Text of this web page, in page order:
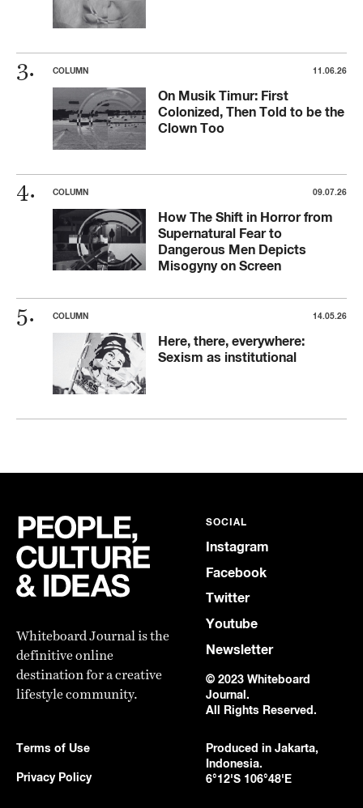
COLUMN 11.06.26
On Musik Timur: First
Colonized, Then Told to be the
Clown Too
COLUMN 09.07.26
How The Shift in Horror from
Supernatural Fear to
Dangerous Men Depicts
Misogyny on Screen
COLUMN 14.05.26
Here, there, everywhere:
Sexism as institutional
Whiteboard Journal is the
definitive online
destination for a creative
lifestyle community.
SOCIAL
Instagram
Facebook
Twitter
Youtube
Newsletter
© 2023 Whiteboard
Journal.
All Rights Reserved.
Terms of Use
Privacy Policy
Produced in Jakarta,
Indonesia.
6°12'S 106°48'E